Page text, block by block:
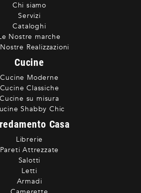
Chi siamo
Servizi
Cataloghi
Nostre marche
Realizzazioni
Cucine
Cucine Moderne
Cucine Classiche
Cucine su misura
Shabby Chic
Casa
Librerie
Pareti Attrezzate
Salotti
Letti
Armadi